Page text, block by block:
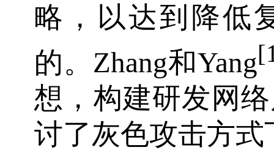
略，以达到降低
的。Zhang和Yang
想，构建研发网
讨了灰色攻击方